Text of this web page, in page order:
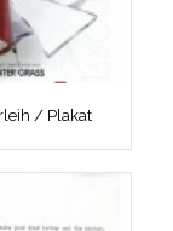
/ Plakat